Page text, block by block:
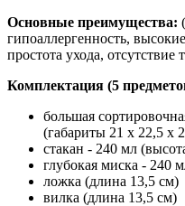
Основные преимущества:
гипоаллергенность,
простота ухода,
Комплектация (5
большая
(габариты 21 х 22,5 х
стакан - 240 мл
глубокая миска - 240
ложка (длина 13,5 см)
вилка (длина 13,5 см)